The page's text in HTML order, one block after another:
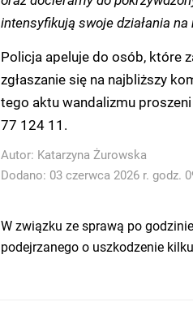
intensyfikują swoje działania
Policja apeluje do osób, które
zgłaszanie się na najbliższy
tego aktu wandalizmu
77 124 11.
Autor: Katarzyna Żurowska
Dodano: 03 czerwca 2026 r. godz.
W związku ze sprawą po
podejrzanego o uszkodzenie